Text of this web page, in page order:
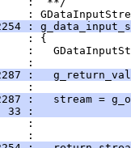
:
:
: {
:
:
:
:
:   stream =
33 :
:
: